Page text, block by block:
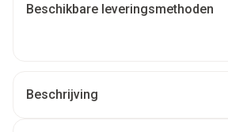
Beschikbare leveringsmethoden
Beschrijving